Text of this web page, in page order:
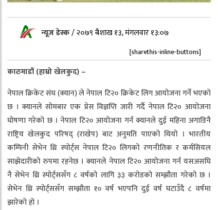
न्यूज डेस्क/२०७९ बैशाख १३, मंगलवार १३:०७
[sharethis-inline-buttons]
काठमाडौं (हाम्रो खेलकुद) –
नेपाल क्रिकेट संघ (क्यान) ले नेपाल टि२० क्रिकेट लिग आयोजना गर्ने भएको
छ । क्यानले सोमबार एक प्रेस विज्ञप्ति जारी गर्दै नेपाल टि२० आयोजना
घोषणा गरेको छ । नेपाल टि२० आयोजना गर्न क्यानले दुई महिना अगाडिनै
राष्ट्रिय खेलकुद परिषद् (राखेप) बाट अनुमति पाएको थियो । भारतीय
कम्पिनी सेभेन थ्रि स्पोर्ट्स नेपाल टि२० लिगको रणनीतिक र कर्मसियल
साझेदारीको रुपमा रहनेछ । क्यानले नेपाल टि२० आयोजना गर्न यसअसघि
नै सेभेन थ्रि स्पोर्ट्ससँग ८ वर्षको लागि ३३ करोडको सम्झौता गरेको छ ।
सेभेन थ्रि स्पोर्ट्ससँग सम्झौता १० वर्ष भएपनि दुई वर्ष घटाउँदै ८ वर्षमा
झारेको हो ।